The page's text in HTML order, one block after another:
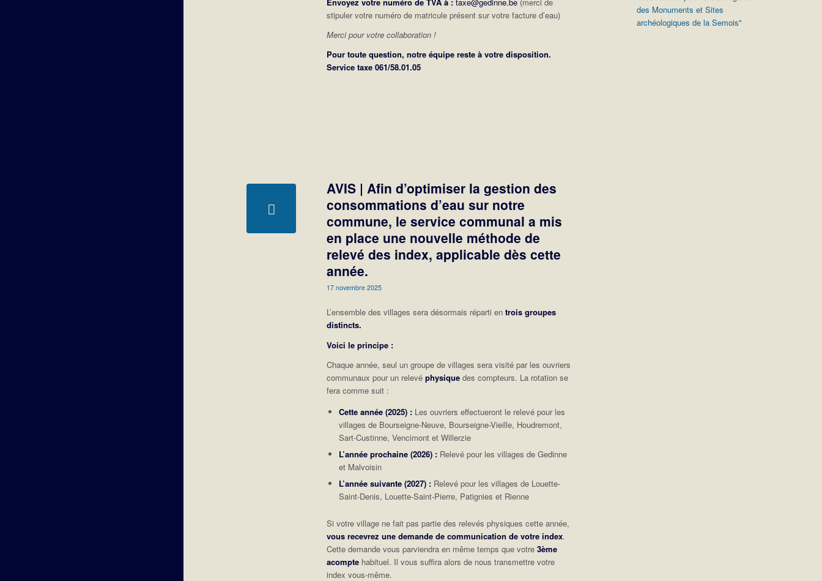
stipuler votre numéro de matricule présent sur votre facture d’eau)
Merci pour votre collaboration !
Pour toute question, notre équipe reste à votre disposition.
Service taxe 061/58.01.05
AVIS | Afin d’optimiser la gestion des
consommations d’eau sur notre
commune, le service communal a mis
en place une nouvelle méthode de
relevé des index, applicable dès cette
année.
17 novembre 2025
L’ensemble des villages sera désormais réparti entrois groupes
distincts.
Voici le principe :
Chaque année, seul un groupe de villages sera visité par les ouvriers
communaux pour un relevéphysique des compteurs. La rotation se
fera comme suit :
Cette année (2025) : Les ouvriers effectueront le relevé pour les
villages de Bourseigne-Neuve, Bourseigne-Vieille, Houdremont,
Sart-Custinne, Vencimont et Willerzie
L’année prochaine (2026) : Relevé pour les villages de Gedinne
et Malvoisin
L’année suivante (2027) : Relevé pour les villages de Louette-
Saint-Denis, Louette-Saint-Pierre, Patignies et Rienne
Si votre village ne fait pas partie des relevés physiques cette année,
vous recevrez une demande de communication de votre index.
Cette demande vous parviendra en même temps que votre3ème
acompte habituel. Il vous suffira alors de nous transmettre votre
index vous-même.
des Monuments et Sites
archéologiques de la Semois"